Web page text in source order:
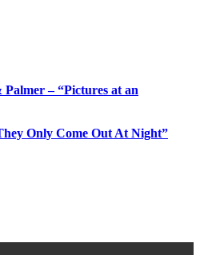
– “Pictures at an
Only Come Out At Night”